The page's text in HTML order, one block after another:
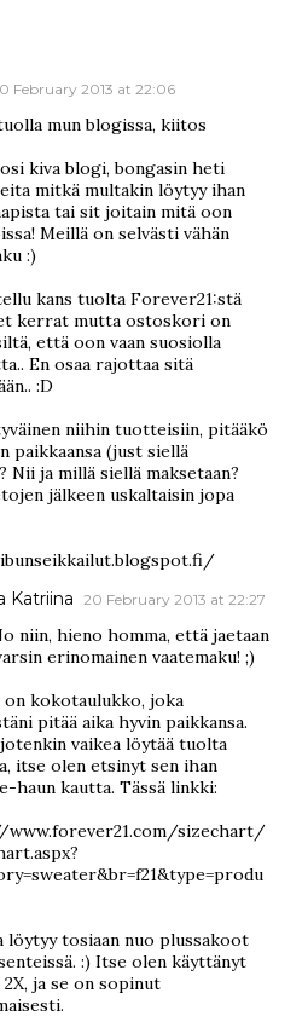
February 2013 at 22:06
mun blogissa, kiitos
kiva blogi, bongasin heti
mitkä multakin löytyy ihan
tai sit joitain mitä oon
Meillä on selvästi vähän
:)
kans tuolta Forever21:stä
kerrat mutta ostoskori on
että oon vaan suosiolla
En osaa rajottaa sitä
:D
niihin tuotteisiin, pitääkö
paikkaansa (just siellä
Nii ja millä siellä maksetaan?
jälkeen uskaltaisin jopa
Katriina 20 February 2013 at 22:27
niin, hieno homma, että jaetaan
erinomainen vaatemaku! ;)
on kokotaulukko, joka
pitää aika hyvin paikkansa.
vaikea löytää tuolta
itse olen etsinyt sen ihan
haun kautta. Tässä linkki:
sizechart/
löytyy tosiaan nuo plussakoot
:) Itse olen käyttänyt
ja se on sopinut